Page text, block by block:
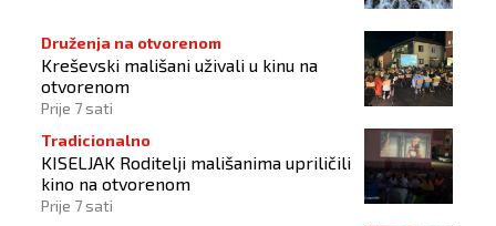
Druženja na otvorenom
Kreševski mališani uživali u kinu na
otvorenom
Prije 7 sati
Tradicionalno
KISELJAK Roditelji mališanima upriličili
kino na otvorenom
Prije 7 sati